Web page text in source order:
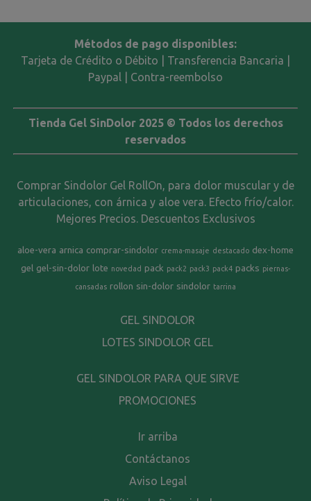
Métodos de pago disponibles:
Tarjeta de Crédito o Débito | Transferencia Bancaria |
Paypal | Contra-reembolso
Tienda Gel SinDolor 2025 © Todos los derechos
reservados
Comprar Sindolor Gel RollOn, para dolor muscular y de
articulaciones, con árnica y aloe vera. Efecto frío/calor.
Mejores Precios. Descuentos Exclusivos
aloe-vera arnica comprar-sindolor crema-masaje destacado dex-home
gel gel-sin-dolor lote novedad pack pack2 pack3 pack4 packs piernas-
cansadas rollon sin-dolor sindolor tarrina
GEL SINDOLOR
LOTES SINDOLOR GEL
GEL SINDOLOR PARA QUE SIRVE
PROMOCIONES
Ir arriba
Contáctanos
Aviso Legal